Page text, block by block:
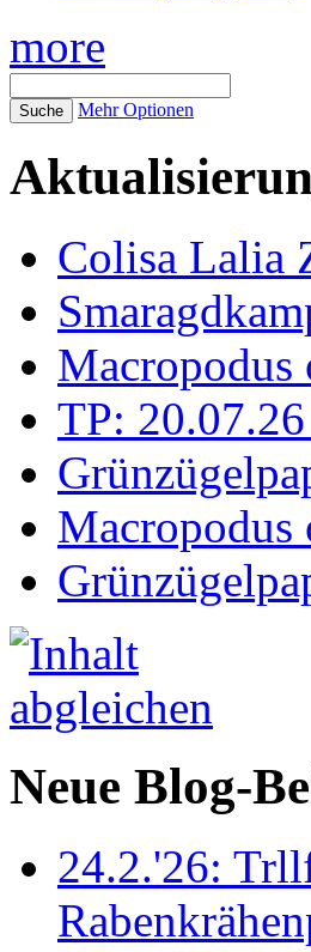
more
Mehr Optionen
Colisa Lalia
TP:
Neue Blog-
24.2.'26: